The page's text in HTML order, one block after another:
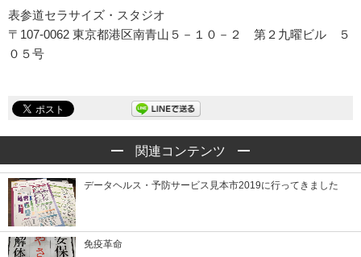
表参道セラサイズ・スタジオ
〒107-0062 東京都港区南青山５－１０－２ 第２九曜ビル ５
０５号
関連コンテンツ
データヘルス・予防サービス見本市2019に行ってきました
免疫革命